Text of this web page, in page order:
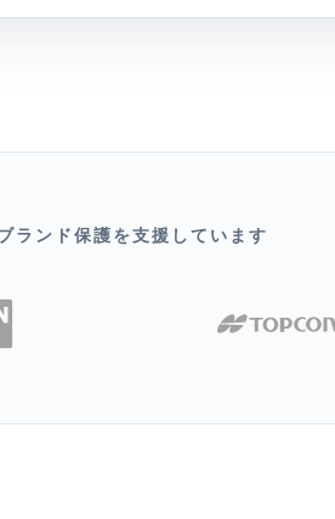
ランド保護を支援しています